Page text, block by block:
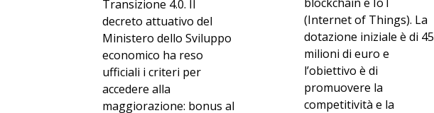
Transizione 4.0. Il
decreto attuativo del
Ministero dello Sviluppo
economico ha reso
ufficiali i criteri per
accedere alla
maggiorazione: bonus al
(Internet of Things). La
dotazione iniziale è di 45
milioni di euro e
l’obiettivo è di
promuovere la
competitività e la